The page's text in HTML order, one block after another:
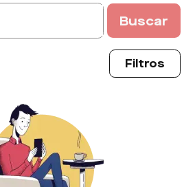
Buscar
Filtros